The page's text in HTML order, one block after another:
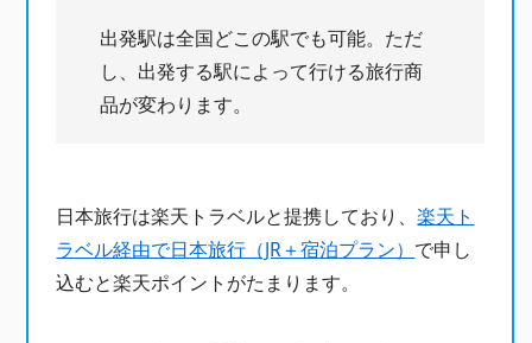
出発駅は全国どこの駅でも可能。ただ
し、出発する駅によって行ける旅行商
品が変わります。
日本旅行は楽天トラベルと提携しており、楽天ト
ラベル経由で日本旅行（JR＋宿泊プラン） で申し
込むと楽天ポイントがたまります。